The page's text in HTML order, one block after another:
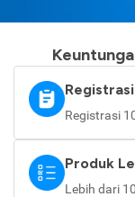
Registrasi
Produk
Lebih dari